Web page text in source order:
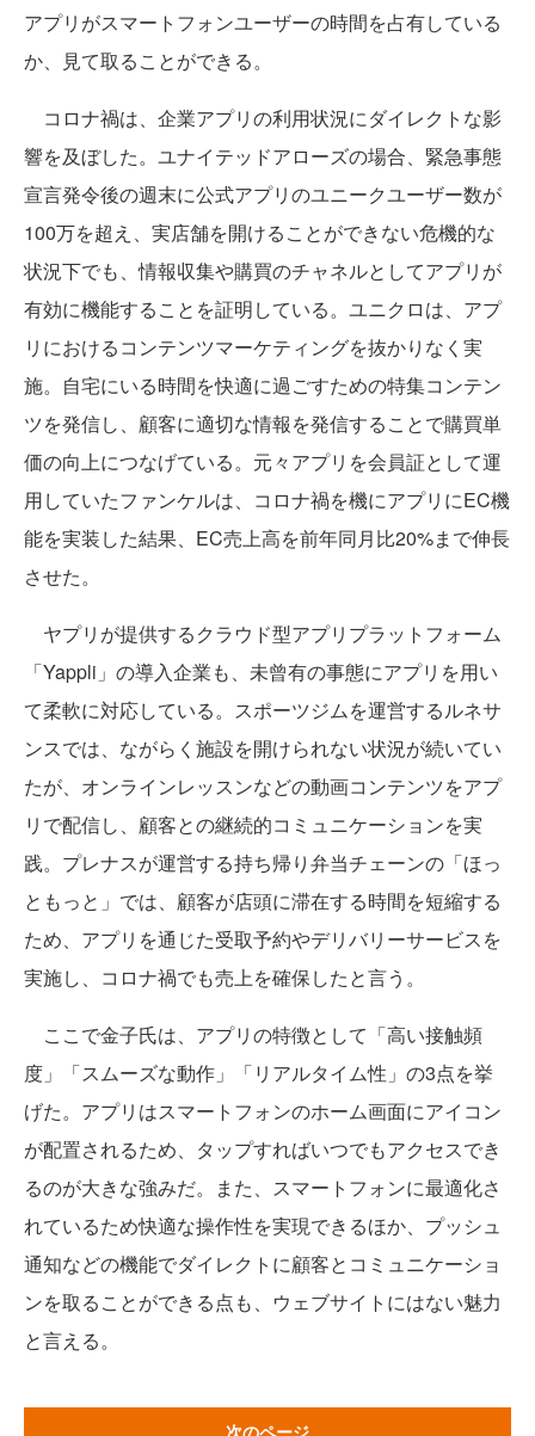
アプリがスマートフォンユーザーの時間を占有している
か、見て取ることができる。
コロナ禍は、企業アプリの利用状況にダイレクトな影
響を及ぼした。ユナイテッドアローズの場合、緊急事態
宣言発令後の週末に公式アプリのユニークユーザー数が
100万を超え、実店舗を開けることができない危機的な
状況下でも、情報収集や購買のチャネルとしてアプリが
有効に機能することを証明している。ユニクロは、アプ
リにおけるコンテンツマーケティングを抜かりなく実
施。自宅にいる時間を快適に過ごすための特集コンテン
ツを発信し、顧客に適切な情報を発信することで購買単
価の向上につなげている。元々アプリを会員証として運
用していたファンケルは、コロナ禍を機にアプリにEC機
能を実装した結果、EC売上高を前年同月比20%まで伸長
させた。
ヤプリが提供するクラウド型アプリプラットフォーム
「Yappli」の導入企業も、未曾有の事態にアプリを用い
て柔軟に対応している。スポーツジムを運営するルネサ
ンスでは、ながらく施設を開けられない状況が続いてい
たが、オンラインレッスンなどの動画コンテンツをアプ
リで配信し、顧客との継続的コミュニケーションを実
践。プレナスが運営する持ち帰り弁当チェーンの「ほっ
ともっと」では、顧客が店頭に滞在する時間を短縮する
ため、アプリを通じた受取予約やデリバリーサービスを
実施し、コロナ禍でも売上を確保したと言う。
ここで金子氏は、アプリの特徴として「高い接触頻
度」「スムーズな動作」「リアルタイム性」の3点を挙
げた。アプリはスマートフォンのホーム画面にアイコン
が配置されるため、タップすればいつでもアクセスでき
るのが大きな強みだ。また、スマートフォンに最適化さ
れているため快適な操作性を実現できるほか、プッシュ
通知などの機能でダイレクトに顧客とコミュニケーショ
ンを取ることができる点も、ウェブサイトにはない魅力
と言える。